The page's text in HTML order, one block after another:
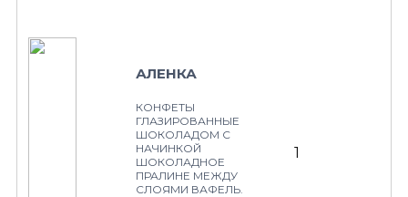
АЛЕНКА
КОНФЕТЫ
ГЛАЗИРОВАННЫЕ
ШОКОЛАДОМ С
НАЧИНКОЙ
ШОКОЛАДНОЕ
ПРАЛИНЕ МЕЖДУ
СЛОЯМИ ВАФЕЛЬ.
1